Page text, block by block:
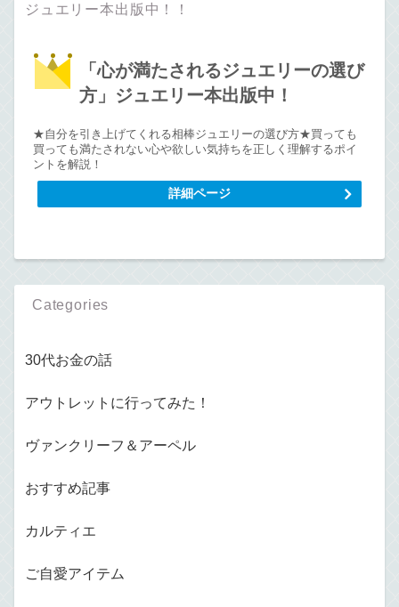
ジュエリー本出版中！！
「心が満たされるジュエリーの選び
方」ジュエリー本出版中！
★自分を引き上げてくれる相棒ジュエリーの選び方★買っても
買っても満たされない心や欲しい気持ちを正しく理解するポイ
ントを解説！
詳細ページ
Categories
30代お金の話
アウトレットに行ってみた！
ヴァンクリーフ＆アーペル
おすすめ記事
カルティエ
ご自愛アイテム